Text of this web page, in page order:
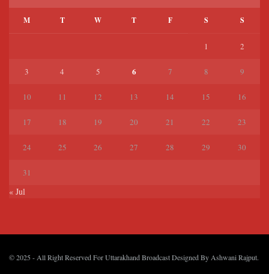
M T W T F S S
1 2
3 4 5 6 7 8 9
10 11 12 13 14 15 16
17 18 19 20 21 22 23
24 25 26 27 28 29 30
31
« Jul
© 2025 - All Right Reserved For Uttarakhand Broadcast Designed By Ashwani Rajput.